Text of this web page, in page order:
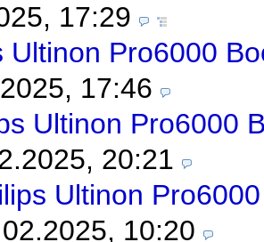
17:29
Ultinon Pro6000
17:46
Ultinon Pro6000
20:21
Ultinon
10:20